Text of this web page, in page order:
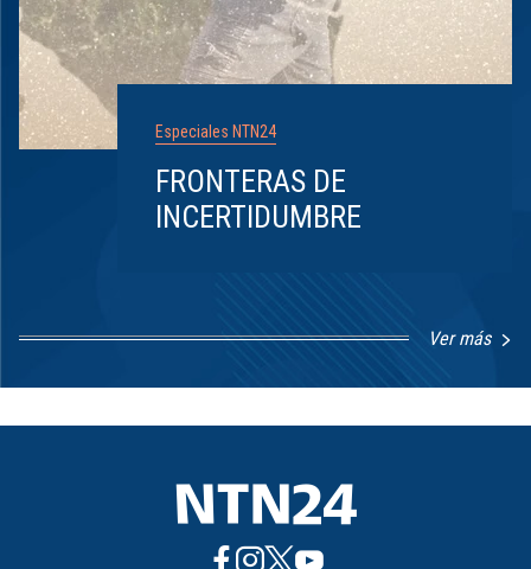
Especiales NTN24
FRONTERAS DE
INCERTIDUMBRE
Ver más
8